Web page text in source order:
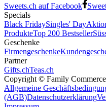
Sweets.ch auf Facebook
Specials
Black FridaySingles' Day
ProdukteTop 200 Bestseller
Geschenke
Firmengeschenke
Partner
Gifts.chTeas.ch
Copyright © Family
Allgemeine
(AGB)Datenschutzerklärung